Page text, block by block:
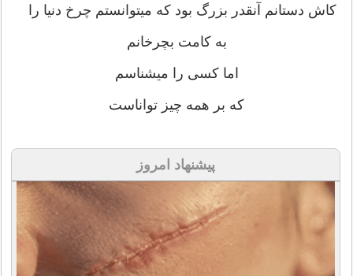
کاش دستانم آنقدر بزرگ بود که میتوانستم چرخ دنیا را
به کامت بچرخانم
اما کسی را میشناسم
که بر همه چیز تواناست
پیشنهاد امروز